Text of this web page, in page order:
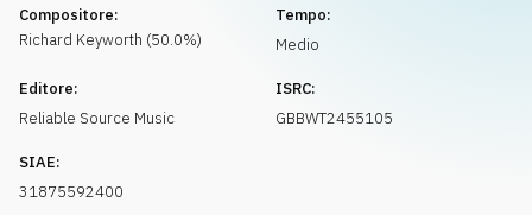
Compositore:
Richard Keyworth (50.0%)
Tempo:
Medio
Editore:
Reliable Source Music
ISRC:
GBBWT2455105
SIAE:
31875592400